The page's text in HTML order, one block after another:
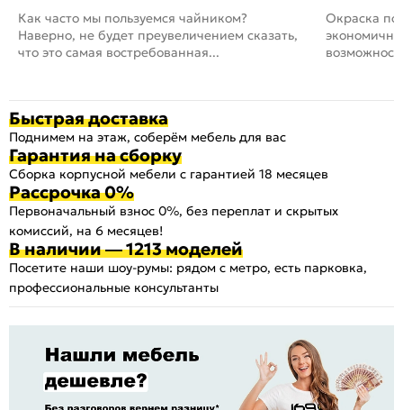
Как часто мы пользуемся чайником?
Наверно, не будет преувеличением сказать,
что это самая востребованная...
Окраска
Быстрая доставка
Поднимем на этаж, соберём мебель для вас
Гарантия на сборку
Сборка корпусной мебели с гарантией 18 месяцев
Рассрочка 0%
Первоначальный взнос 0%, без переплат и скрытых
комиссий, на 6 месяцев!
В наличии — 1213 моделей
Посетите наши шоу-румы: рядом с метро, есть парковка,
профессиональные консультанты